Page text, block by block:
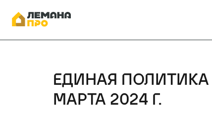
ЕДИНАЯ ПОЛИТИКА
МАРТА 2024 Г.